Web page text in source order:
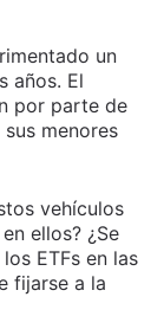
un
años. El
por parte de
menores
vehículos
ellos? ¿Se
ETFs en las
fijarse a la